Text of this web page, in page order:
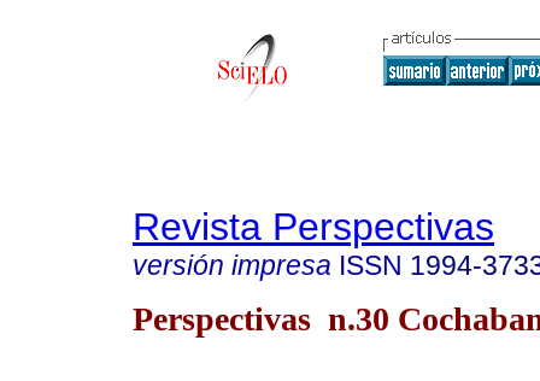
Revista Perspectivas
versión impresa ISSN 1994-
Perspectivas n.30